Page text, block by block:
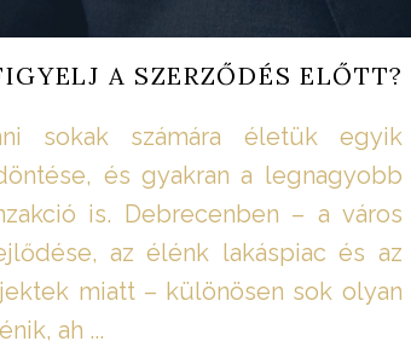
A SZERZŐDÉS ELŐTT?
sokak számára életük egyik
és gyakran a legnagyobb
is. Debrecenben – a város
az élénk lakáspiac és az
miatt – különösen sok olyan
ah ...